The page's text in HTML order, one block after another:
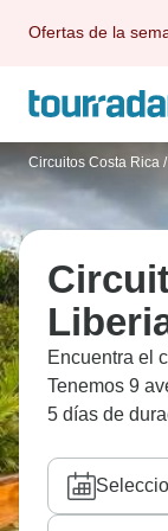
Ofertas de la
Circuitos Costa Rica /
Encuentra el
Tenemos 9
5 días de